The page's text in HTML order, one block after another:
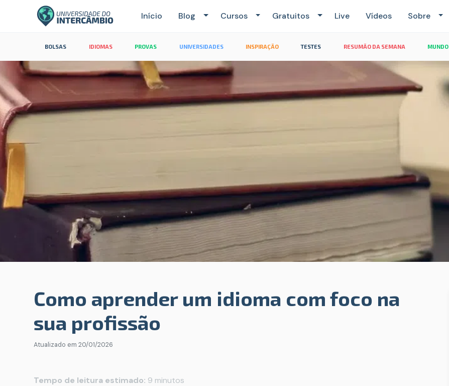
Início Blog Cursos Gratuitos Live Vídeos Sobre
BOLSAS IDIOMAS PROVAS UNIVERSIDADES INSPIRAÇÃO TESTES RESUMÃO DA SEMANA MUNDO
Como aprender um idioma com foco na
sua profissão
Atualizado em 20/01/2026
Tempo de leitura estimado: 9 minutos